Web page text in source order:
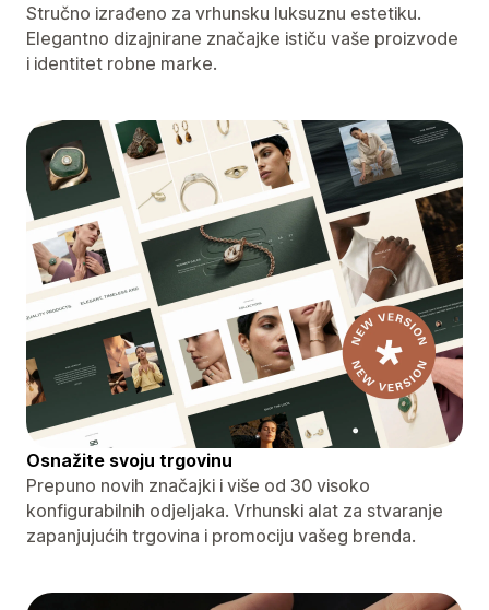
Stručno izrađeno za vrhunsku luksuznu estetiku.
Elegantno dizajnirane značajke ističu vaše proizvode
i identitet robne marke.
Osnažite svoju trgovinu
Prepuno novih značajki i više od 30 visoko
konfigurabilnih odjeljaka. Vrhunski alat za stvaranje
zapanjujućih trgovina i promociju vašeg brenda.